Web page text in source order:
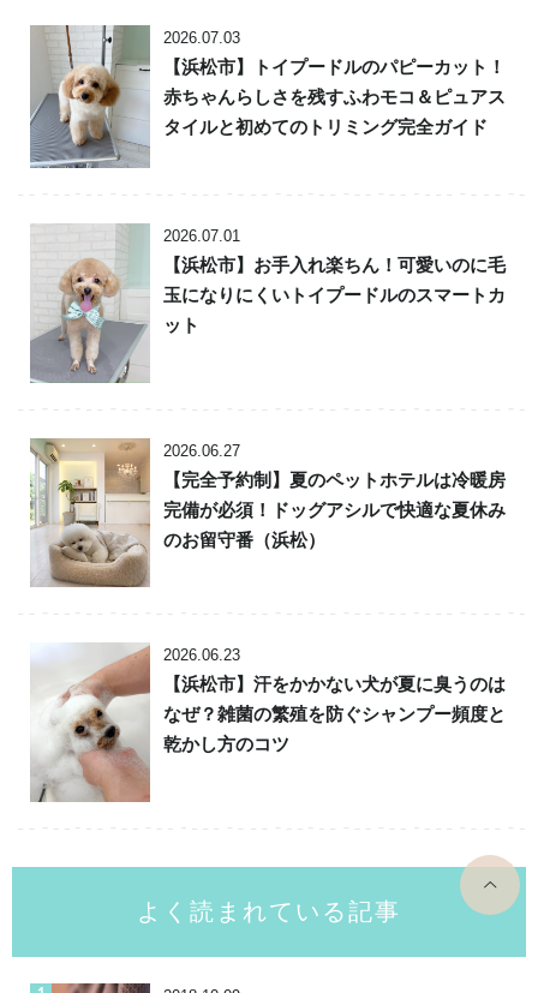
2026.07.03
【浜松市】トイプードルのパピーカット！
赤ちゃんらしさを残すふわモコ＆ピュアス
タイルと初めてのトリミング完全ガイド
2026.07.01
【浜松市】お手入れ楽ちん！可愛いのに毛
玉になりにくいトイプードルのスマートカ
ット
2026.06.27
【完全予約制】夏のペットホテルは冷暖房
完備が必須！ドッグアシルで快適な夏休み
のお留守番（浜松）
2026.06.23
【浜松市】汗をかかない犬が夏に臭うのは
なぜ？雑菌の繁殖を防ぐシャンプー頻度と
乾かし方のコツ
よく読まれている記事
top